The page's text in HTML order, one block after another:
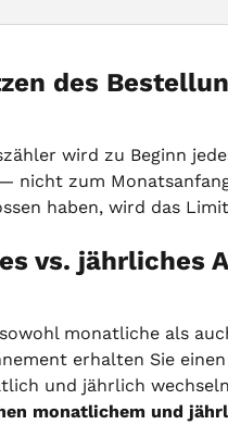
des
wird zu Beginn
nicht zum
haben, wird das
vs. jährliches
monatliche als
erhalten Sie
und jährlich
monatlichem und